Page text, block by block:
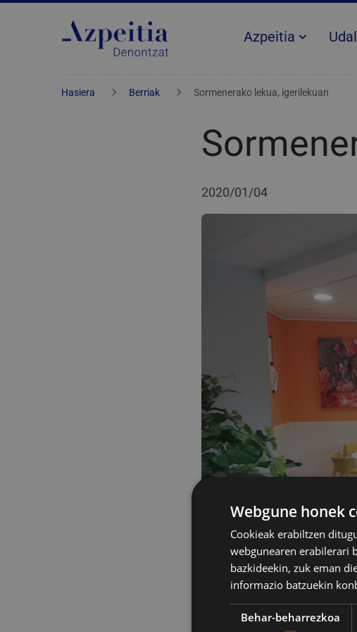
Azpeitia
Hasiera Berriak Sormenerako lekua, igerilekuan
2020/01/04
Webgune honek
Cookieak erabiltzen
webgunearen erabilerari
bazkideekin, zuk eman
informazio batzuekin
Behar-beharrezkoa